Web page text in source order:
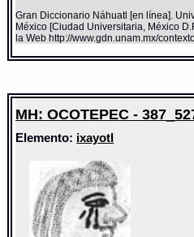
Gran Diccionario Náhuatl [en línea].
México [Ciudad Universitaria, México
la Web http://www.gdn.unam.mx/
MH: OCOTEPEC -
Elemento: ixayotl